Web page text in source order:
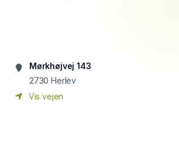
Mørkhøjvej 143
2730 Herlev
Vis vejen